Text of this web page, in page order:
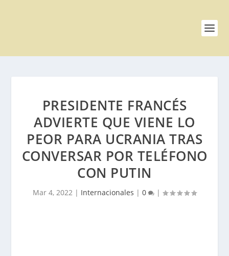
PRESIDENTE FRANCÉS
ADVIERTE QUE VIENE LO
PEOR PARA UCRANIA TRAS
CONVERSAR POR TELÉFONO
CON PUTIN
Mar 4, 2022 | Internacionales | 0 |